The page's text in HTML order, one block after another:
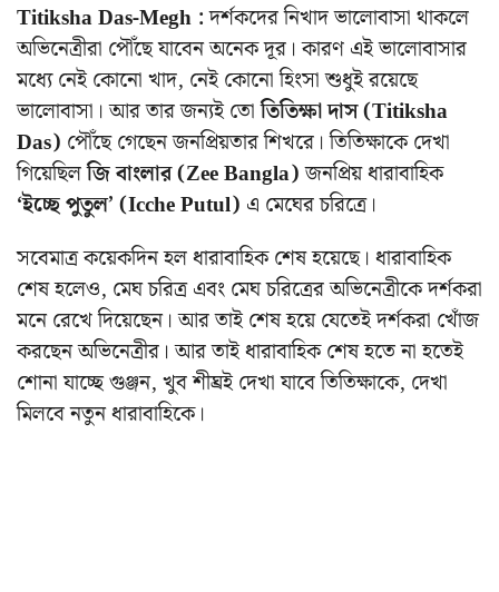
Titiksha Das-Megh :দর্শকদের নিখাদ ভালোবাসা থাকলে
অভিনেত্রীরা পৌঁছে যাবেন অনেক দূর। কারণ এই ভালোবাসার
মধ্যে নেই কোনো খাদ, নেই কোনো হিংসা শুধুই রয়েছে
ভালোবাসা। আর তার জন্যই তোতিতিক্ষা দাস (Titiksha
Das) পৌঁছে গেছেন জনপ্রিয়তার শিখরে। তিতিক্ষাকে দেখা
গিয়েছিলজি বাংলার (Zee Bangla)জনপ্রিয় ধারাবাহিক
‘ইচ্ছে পুতুল’ (Icche Putul) এ মেঘের চরিত্রে।
সবেমাত্র কয়েকদিন হল ধারাবাহিক শেষ হয়েছে। ধারাবাহিক
শেষ হলেও, মেঘ চরিত্র এবং মেঘ চরিত্রের অভিনেত্রীকে দর্শকরা
মনে রেখে দিয়েছেন। আর তাই শেষ হয়ে যেতেই দর্শকরা খোঁজ
করছেন অভিনেত্রীর। আর তাই ধারাবাহিক শেষ হতে না হতেই
শোনা যাচ্ছে গুঞ্জন, খুব শীঘ্রই দেখা যাবে তিতিক্ষাকে, দেখা
মিলবে নতুন ধারাবাহিকে।